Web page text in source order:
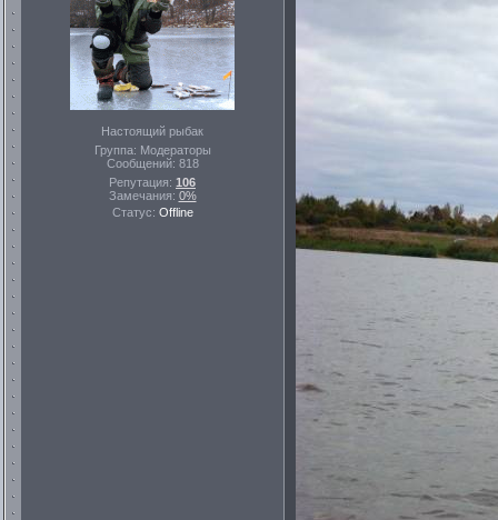
Настоящий рыбак
Группа: Модераторы
Сообщений: 818
Репутация: 106
Замечания: 0%
Статус: Offline